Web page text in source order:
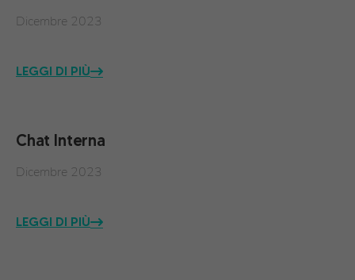
Dicembre 2023
LEGGI DI PIÙ
Chat Interna
Dicembre 2023
LEGGI DI PIÙ